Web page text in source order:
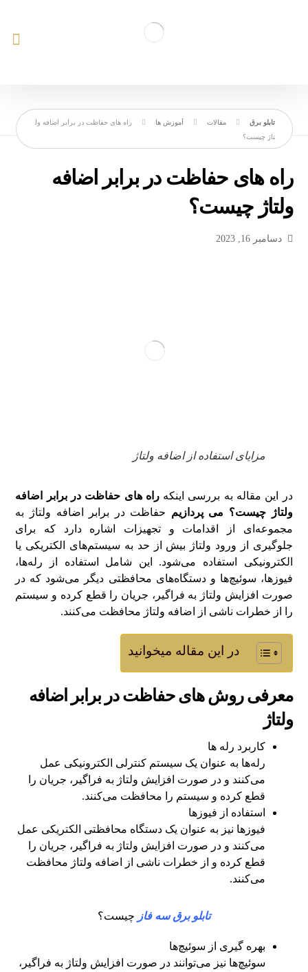
مقالات آموزش ها
راه های حفاظت در برابر اضافه ول
تاژ چیست؟
راه های حفاظت در برابر اضافه
ولتاژ چیست؟
دسامبر 16, 2023
مزایای استفاده از اضافه ولتاژ
در این مقاله به بررسی اینکه راه های حفاظت در برابر اضافه
ولتاژ چیست؟ می پردازیم حفاظت در برابر اضافه ولتاژ به
مجموعه‌ای از اقدامات و تجهیزات اشاره دارد که برای
جلوگیری از ورود ولتاژ بیش از حد به سیستم‌های الکتریکی یا
الکترونیکی استفاده می‌شود. این شامل استفاده از رله‌ها،
فیوزها، سوئیچ‌ها و دستگاه‌های محافظتی دیگر می‌شود که در
صورت افزایش ولتاژ به فراگیر، جریان را قطع کرده و سیستم
را از خطرات ناشی از اضافه ولتاژ محافظت می‌کنند.
در این مقاله میخوانید
معرفی روش های حفاظت در برابر اضافه
ولتاژ
کاربرد رله‌ ها
رله‌ها به عنوان یک سیستم کنترلی الکترونیکی عمل
می‌کنند و در صورت افزایش ولتاژ به فراگیر، جریان را
قطع کرده و سیستم را محافظت می‌کنند.
استفاده از فیوزها
فیوزها نیز به عنوان یک دستگاه محافظتی الکتریکی عمل
می‌کنند و در صورت افزایش ولتاژ به فراگیر، جریان را
قطع کرده و از خطرات ناشی از اضافه ولتاژ محافظت
می‌کنند.
تابلو برق سه فاز چیست؟
بهره گیری از سوئیچ‌ها
سوئیچ‌ها نیز می‌توانند در صورت افزایش ولتاژ به فراگیر،